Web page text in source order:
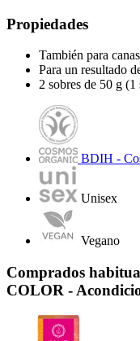
Propiedades
También para canas
Para un resultado
2 sobres de 50 g
BDIH -
Unisex
Vegano
Comprados
COLOR -